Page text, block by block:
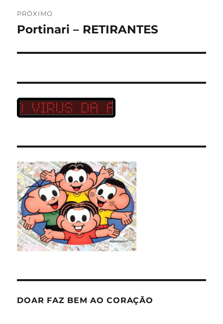
PRÓXIMO
Próximo
Portinari – RETIRANTES
DOAR FAZ BEM AO CORAÇÃO